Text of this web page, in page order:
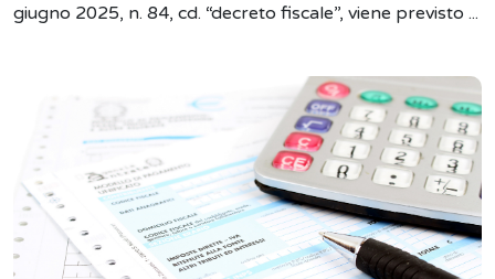
giugno 2025, n. 84, cd. “decreto fiscale”, viene previsto ...